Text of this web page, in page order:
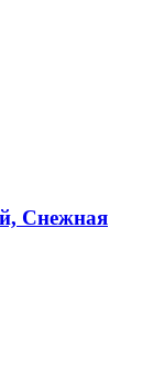
Снежная